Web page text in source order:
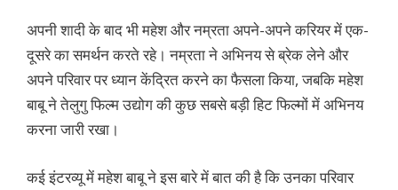
अपनी शादी के बाद भी महेश और नम्रता अपने-अपने करियर में एक-
दूसरे का समर्थन करते रहे। नम्रता ने अभिनय से ब्रेक लेने और
अपने परिवार पर ध्यान केंद्रित करने का फैसला किया, जबकि महेश
बाबू ने तेलुगु फिल्म उद्योग की कुछ सबसे बड़ी हिट फिल्मों में अभिनय
करना जारी रखा।
कई इंटरव्यू में महेश बाबू ने इस बारे में बात की है कि उनका परिवार